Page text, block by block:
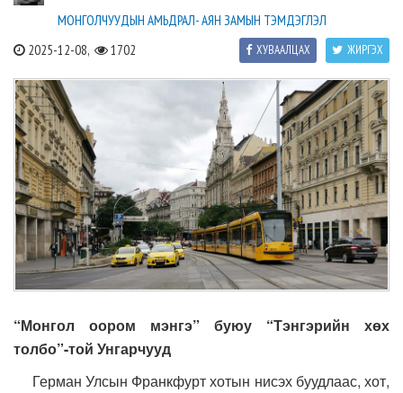
МОНГОЛЧУУДЫН АМЬДРАЛ- АЯН ЗАМЫН ТЭМДЭГЛЭЛ
2025-12-08,
1702 ЖИРГЭХ
ХУВААЛЦАХ
“Монгол оором мэнгэ” буюу “Тэнгэрийн хөх
толбо”-той Унгарчууд
Герман Улсын Франкфурт хотын нисэх буудлаас, хот,